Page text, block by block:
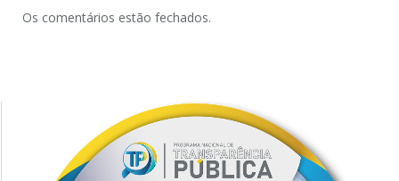
Os comentários estão fechados.